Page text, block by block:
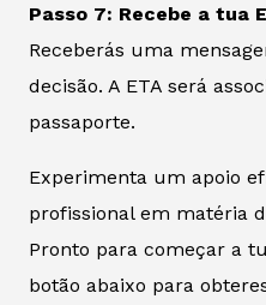
Passo 7: Recebe a tua
Receberás uma
decisão. A ETA será
passaporte.
Experimenta um apoio
profissional em matéria
Pronto para começar a
botão abaixo para